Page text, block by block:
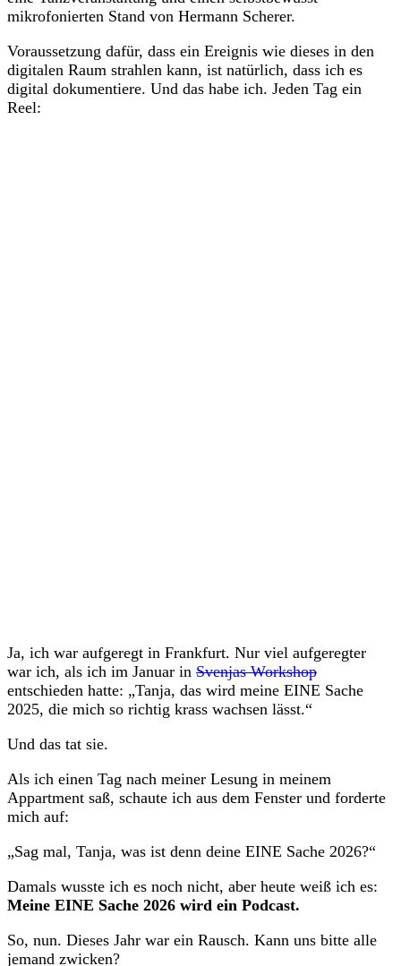
mikrofonierten Stand von Hermann Scherer.
Voraussetzung dafür, dass ein Ereignis wie dieses in den
digitalen Raum strahlen kann, ist natürlich, dass ich es
digital dokumentiere. Und das habe ich. Jeden Tag ein
Reel:
Ja, ich war aufgeregt in Frankfurt. Nur viel aufgeregter
war ich, als ich im Januar in Svenjas Workshop
entschieden hatte: „Tanja, das wird meine EINE Sache
2025, die mich so richtig krass wachsen lässt.“
Und das tat sie.
Als ich einen Tag nach meiner Lesung in meinem
Appartment saß, schaute ich aus dem Fenster und forderte
mich auf:
„Sag mal, Tanja, was ist denn deine EINE Sache 2026?“
Damals wusste ich es noch nicht, aber heute weiß ich es:
Meine EINE Sache 2026 wird ein Podcast.
So, nun. Dieses Jahr war ein Rausch. Kann uns bitte alle
jemand zwicken?